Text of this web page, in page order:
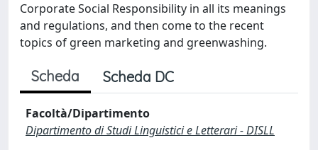
Corporate Social Responsibility in all its meanings
and regulations, and then come to the recent
topics of green marketing and greenwashing.
Scheda Scheda DC
Facoltà/Dipartimento
Dipartimento di Studi Linguistici e Letterari - DISLL